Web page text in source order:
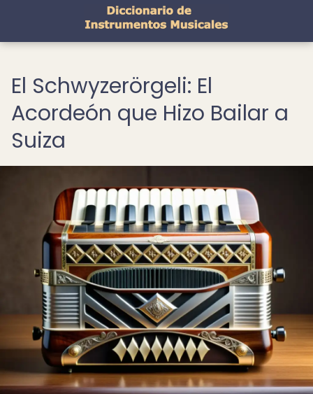
El Schwyzerörgeli: El
Acordeón que Hizo Bailar a
Suiza